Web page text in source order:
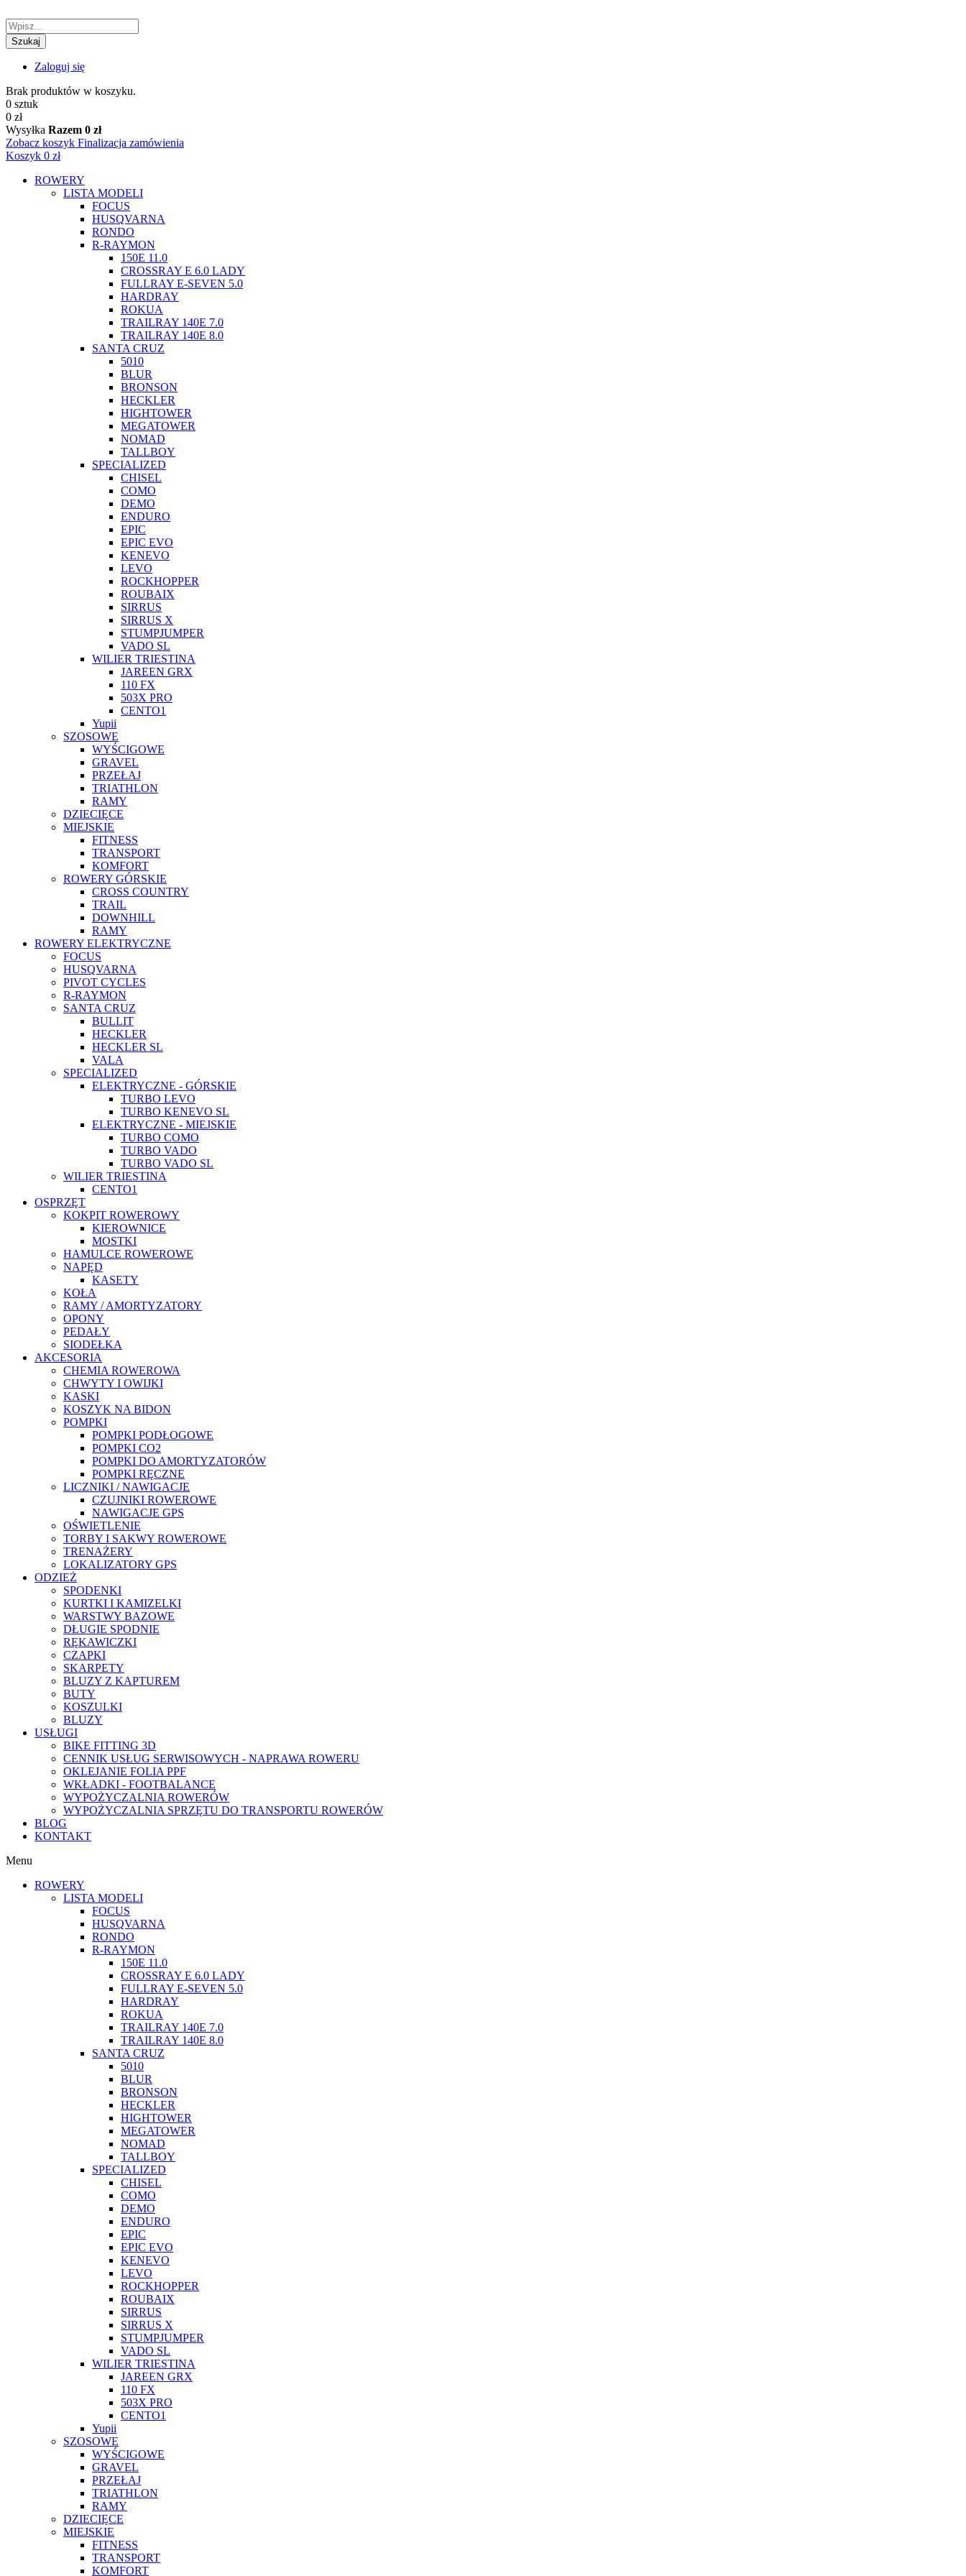
Szukaj
Zaloguj się
Brak produktów w koszyku.
0 sztuk
0 zł
Wysyłka Razem 0 zł
Zobacz koszyk Finalizacja zamówienia
Koszyk 0 zł
ROWERY
LISTA MODELI
FOCUS
HUSQVARNA
RONDO
R-RAYMON
150E 11.0
CROSSRAY E 6.0 LADY
FULLRAY E-SEVEN 5.0
HARDRAY
ROKUA
TRAILRAY 140E 7.0
TRAILRAY 140E 8.0
SANTA CRUZ
5010
BLUR
BRONSON
HECKLER
HIGHTOWER
MEGATOWER
NOMAD
TALLBOY
SPECIALIZED
CHISEL
COMO
DEMO
ENDURO
EPIC
EPIC EVO
KENEVO
LEVO
ROCKHOPPER
ROUBAIX
SIRRUS
SIRRUS X
STUMPJUMPER
VADO SL
WILIER TRIESTINA
JAREEN GRX
110 FX
503X PRO
CENTO1
Yupii
SZOSOWE
WYŚCIGOWE
GRAVEL
PRZEŁAJ
TRIATHLON
RAMY
DZIECIĘCE
MIEJSKIE
FITNESS
TRANSPORT
KOMFORT
ROWERY GÓRSKIE
CROSS COUNTRY
TRAIL
DOWNHILL
RAMY
ROWERY ELEKTRYCZNE
FOCUS
HUSQVARNA
PIVOT CYCLES
R-RAYMON
SANTA CRUZ
BULLIT
HECKLER
HECKLER SL
VALA
SPECIALIZED
ELEKTRYCZNE - GÓRSKIE
TURBO LEVO
TURBO KENEVO SL
ELEKTRYCZNE - MIEJSKIE
TURBO COMO
TURBO VADO
TURBO VADO SL
WILIER TRIESTINA
CENTO1
OSPRZĘT
KOKPIT ROWEROWY
KIEROWNICE
MOSTKI
HAMULCE ROWEROWE
NAPĘD
KASETY
KOŁA
RAMY / AMORTYZATORY
OPONY
PEDAŁY
SIODEŁKA
AKCESORIA
CHEMIA ROWEROWA
CHWYTY I OWIJKI
KASKI
KOSZYK NA BIDON
POMPKI
POMPKI PODŁOGOWE
POMPKI CO2
POMPKI DO AMORTYZATORÓW
POMPKI RĘCZNE
LICZNIKI / NAWIGACJE
CZUJNIKI ROWEROWE
NAWIGACJE GPS
OŚWIETLENIE
TORBY I SAKWY ROWEROWE
TRENAŻERY
LOKALIZATORY GPS
ODZIEŻ
SPODENKI
KURTKI I KAMIZELKI
WARSTWY BAZOWE
DŁUGIE SPODNIE
RĘKAWICZKI
CZAPKI
SKARPETY
BLUZY Z KAPTUREM
BUTY
KOSZULKI
BLUZY
USŁUGI
BIKE FITTING 3D
CENNIK USŁUG SERWISOWYCH - NAPRAWA ROWERU
OKLEJANIE FOLIA PPF
WKŁADKI - FOOTBALANCE
WYPOŻYCZALNIA ROWERÓW
WYPOŻYCZALNIA SPRZĘTU DO TRANSPORTU ROWERÓW
BLOG
KONTAKT
Menu
ROWERY
LISTA MODELI
FOCUS
HUSQVARNA
RONDO
R-RAYMON
150E 11.0
CROSSRAY E 6.0 LADY
FULLRAY E-SEVEN 5.0
HARDRAY
ROKUA
TRAILRAY 140E 7.0
TRAILRAY 140E 8.0
SANTA CRUZ
5010
BLUR
BRONSON
HECKLER
HIGHTOWER
MEGATOWER
NOMAD
TALLBOY
SPECIALIZED
CHISEL
COMO
DEMO
ENDURO
EPIC
EPIC EVO
KENEVO
LEVO
ROCKHOPPER
ROUBAIX
SIRRUS
SIRRUS X
STUMPJUMPER
VADO SL
WILIER TRIESTINA
JAREEN GRX
110 FX
503X PRO
CENTO1
Yupii
SZOSOWE
WYŚCIGOWE
GRAVEL
PRZEŁAJ
TRIATHLON
RAMY
DZIECIĘCE
MIEJSKIE
FITNESS
TRANSPORT
KOMFORT